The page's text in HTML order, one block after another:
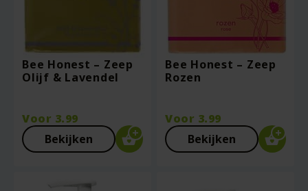
Bee Honest – Zeep
Olijf & Lavendel
Voor 3.99
Bekijken
Bee Honest – Zeep
Rozen
Voor 3.99
Bekijken